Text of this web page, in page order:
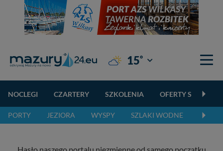
15° Giżycko
NOCLEGI CZARTERY SZKOLENIA OFERTY
PORTY JEZIORA WYSPY SZLAKI WODNE